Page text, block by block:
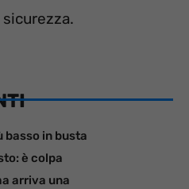
basso in busta
è colpa
arriva una